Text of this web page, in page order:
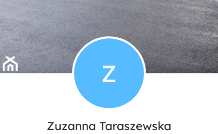
Z
Zuzanna Taraszewska